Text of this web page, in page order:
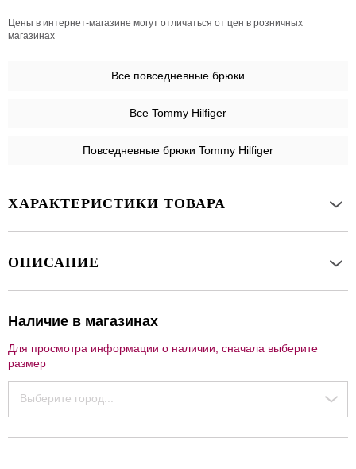
Цены в интернет-магазине могут отличаться от цен в розничных
магазинах
Все повседневные брюки
Все Tommy Hilfiger
Повседневные брюки Tommy Hilfiger
ХАРАКТЕРИСТИКИ ТОВАРА
ОПИСАНИЕ
Наличие в магазинах
Для просмотра информации о наличии, сначала выберите
размер
Выберите город...